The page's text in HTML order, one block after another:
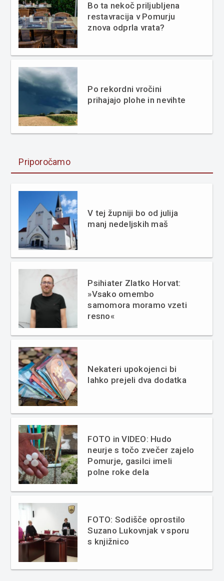
Bo ta nekoč priljubljena
restavracija v Pomurju
znova odprla vrata?
Po rekordni vročini
prihajajo plohe in nevihte
Priporočamo
V tej župniji bo od julija
manj nedeljskih maš
Psihiater Zlatko Horvat:
»Vsako omembo
samomora moramo vzeti
resno«
Nekateri upokojenci bi
lahko prejeli dva dodatka
FOTO in VIDEO: Hudo
neurje s točo zvečer zajelo
Pomurje, gasilci imeli
polne roke dela
FOTO: Sodišče oprostilo
Suzano Lukovnjak v sporu
s knjižnico